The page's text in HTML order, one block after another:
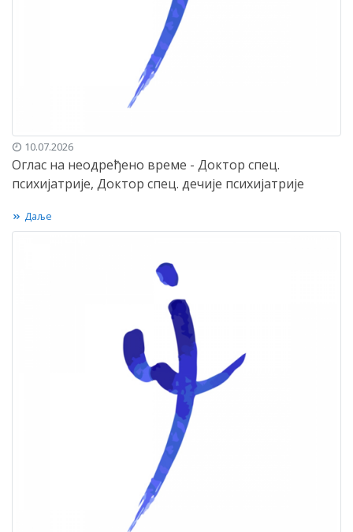
10.07.2026
Оглас на неодређено време - Доктор спец.
психијатрије, Доктор спец. дечије психијатрије
Даље